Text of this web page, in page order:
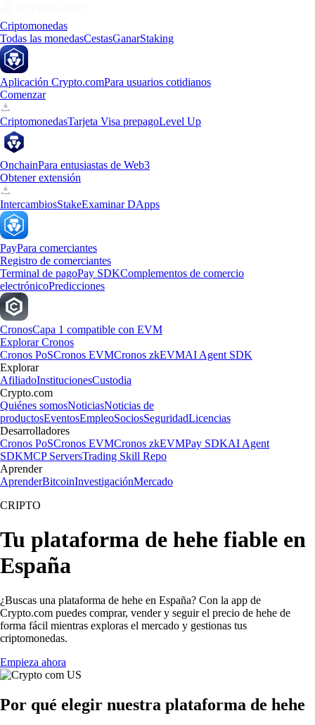
Criptomonedas
Todas las monedasCestasGanarStaking
Aplicación Crypto.comPara usuarios cotidianos
Comenzar
CriptomonedasTarjeta Visa prepagoLevel Up
OnchainPara entusiastas de Web3
Obtener extensión
IntercambiosStakeExaminar DApps
PayPara comerciantes
Registro de comerciantes
Terminal de pagoPay SDKComplementos de comercio
electrónicoPredicciones
CronosCapa 1 compatible con EVM
Explorar Cronos
Cronos PoSCronos EVMCronos zkEVMAI Agent SDK
Explorar
AfiliadoInstitucionesCustodia
Crypto.com
Quiénes somosNoticiasNoticias de
productosEventosEmpleoSociosSeguridadLicencias
Desarrolladores
Cronos PoSCronos EVMCronos zkEVMPay SDKAI Agent
SDKMCP ServersTrading Skill Repo
Aprender
AprenderBitcoinInvestigaciónMercado
CRIPTO
Tu plataforma de hehe fiable en
España
¿Buscas una plataforma de hehe en España? Con la app de
Crypto.com puedes comprar, vender y seguir el precio de hehe de
forma fácil mientras exploras el mercado y gestionas tus
criptomonedas.
Empieza ahora
Por qué elegir nuestra plataforma de hehe